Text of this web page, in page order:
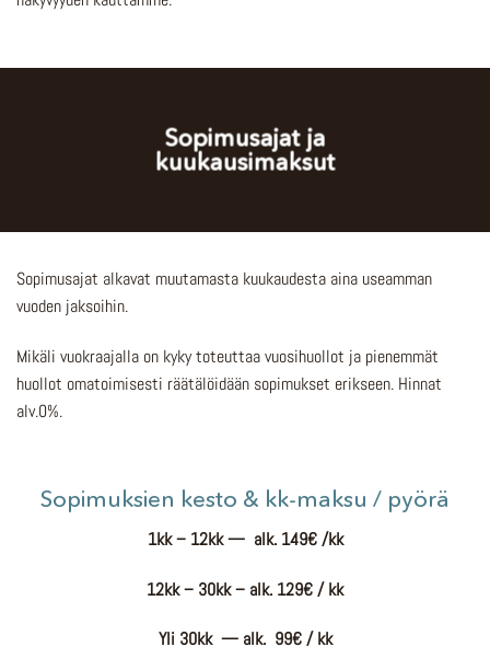
Sopimusajat ja
kuukausimaksut
Sopimusajat alkavat muutamasta kuukaudesta aina useamman
vuoden jaksoihin.
Mikäli vuokraajalla on kyky toteuttaa vuosihuollot ja pienemmät
huollot omatoimisesti räätälöidään sopimukset erikseen. Hinnat
alv.0%.
Sopimuksien kesto & kk-maksu / pyörä
1kk – 12kk — alk. 149€ /kk
12kk – 30kk – alk. 129€ / kk
Yli 30kk — alk. 99€ / kk